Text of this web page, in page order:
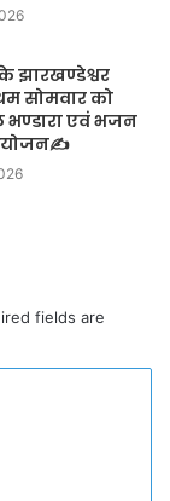
सोमवार को
भण्डारा एवं भजन
fields are